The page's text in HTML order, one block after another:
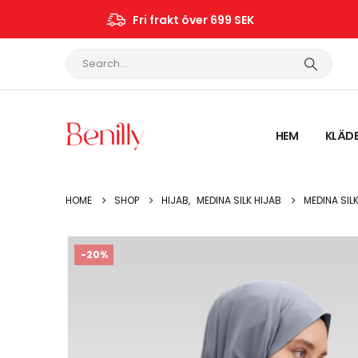
Fri frakt över 699 SEK
HEM
HOME SHOP HIJAB, MEDINA SILK HIJAB MEDINA
-20%